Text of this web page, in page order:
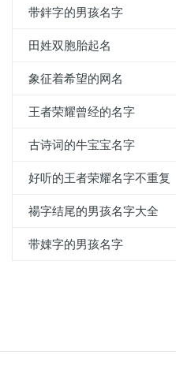
带鉡字的男孩名字
田姓双胞胎起名
象征着希望的网名
王者荣耀曾经的名字
古诗词的牛宝宝名字
好听的王者荣耀名字不重复
禓字结尾的男孩名字大全
带娕字的男孩名字